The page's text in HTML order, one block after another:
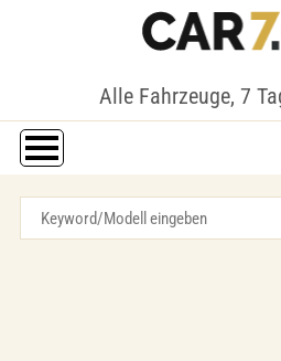
Alle Fahrzeuge, 7